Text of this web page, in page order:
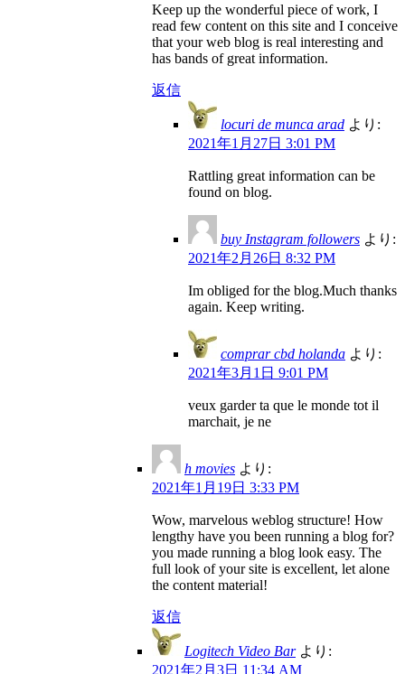
Keep up the wonderful piece of work, I
read few content on this site and I conceive
that your web blog is real interesting and
has bands of great information.
返信
locuri de munca arad より:
2021年1月27日 3:01 PM
Rattling great information can be
found on blog.
buy Instagram followers より:
2021年2月26日 8:32 PM
Im obliged for the blog.Much thanks
again. Keep writing.
comprar cbd holanda より:
2021年3月1日 9:01 PM
veux garder ta que le monde tot il
marchait, je ne
h movies より:
2021年1月19日 3:33 PM
Wow, marvelous weblog structure! How
lengthy have you been running a blog for?
you made running a blog look easy. The
full look of your site is excellent, let alone
the content material!
返信
Logitech Video Bar より:
2021年2月3日 11:34 AM